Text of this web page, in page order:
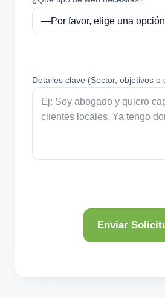
Detalles clave (Sector, objetivos o